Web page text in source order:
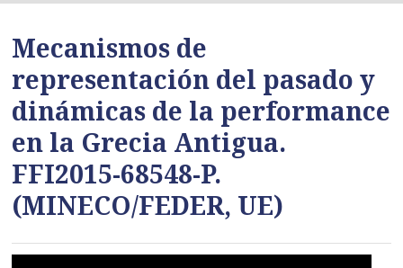
Mecanismos de
representación del pasado y
dinámicas de la performance
en la Grecia Antigua.
FFI2015-68548-P.
(MINECO/FEDER, UE)